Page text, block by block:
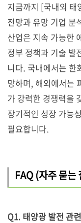
지금까지 [국내외 태
전망과 유망 기업 분
산업은 지속 가능한
정부 정책과 기술 발
니다. 국내에서는 한
망하며, 해외에서는
가 강력한 경쟁력을
장기적인 성장 가능
필요합니다.
FAQ (자주 묻는
Q1. 태양광 발전 관